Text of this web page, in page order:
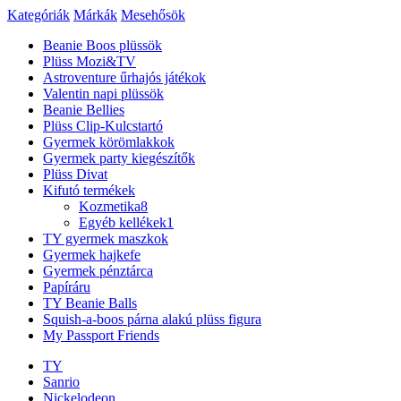
Kategóriák Márkák Mesehősök
Beanie Boos plüssök
Plüss Mozi&TV
Astroventure űrhajós játékok
Valentin napi plüssök
Beanie Bellies
Plüss Clip-Kulcstartó
Gyermek körömlakkok
Gyermek party kiegészítők
Plüss Divat
Kifutó termékek
Kozmetika8
Egyéb kellékek1
TY gyermek maszkok
Gyermek hajkefe
Gyermek pénztárca
Papíráru
TY Beanie Balls
Squish-a-boos párna alakú plüss figura
My Passport Friends
TY
Sanrio
Nickelodeon